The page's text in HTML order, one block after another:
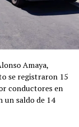
Amaya,
se registraron 15
conductores en
un saldo de 14